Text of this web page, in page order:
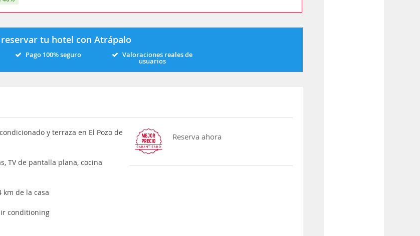
tu hotel con Atrápalo
Pago 100% seguro Valoraciones reales de
usuarios
y terraza en El Pozo de
TV de pantalla plana, cocina
km de la casa
conditioning
Reserva ahora